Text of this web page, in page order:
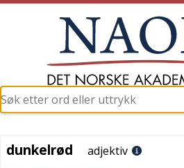
dunkelrød
dunkelrød adjektiv